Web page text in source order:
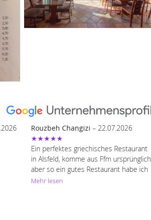
Rouzbeh Changizi – 22.07.2026
★★★★★
Ein perfektes griechisches Restaurant
in Alsfeld, komme aus Ffm ursprünglich
aber so ein gutes Restaurant habe ich
in Ffm nie erfahren, super nette
Mehr lesen